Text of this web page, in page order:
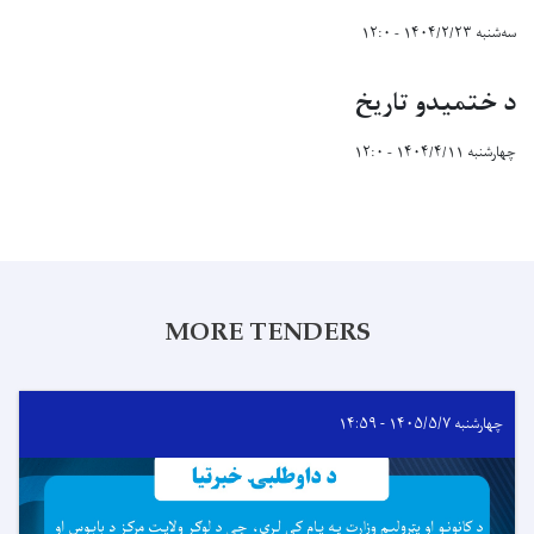
سه‌شنبه ۱۴۰۴/۲/۲۳ - ۱۲:۰
د ختمیدو تاریخ
چهارشنبه ۱۴۰۴/۴/۱۱ - ۱۲:۰
MORE TENDERS
چهارشنبه ۱۴۰۵/۵/۷ - ۱۴:۵۹